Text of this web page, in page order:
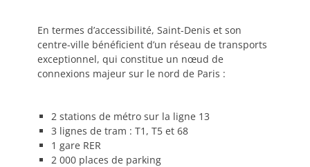
En termes d’accessibilité, Saint-Denis et son
centre-ville bénéficient d’un réseau de transports
exceptionnel, qui constitue un nœud de
connexions majeur sur le nord de Paris :
2 stations de métro sur la ligne 13
3 lignes de tram : T1, T5 et 68
1 gare RER
2 000 places de parking